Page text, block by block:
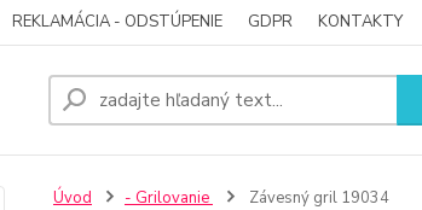
REKLAMÁCIA - ODSTÚPENIE GDPR KONTAKTY
Úvod - Grilovanie Závesný gril 19034